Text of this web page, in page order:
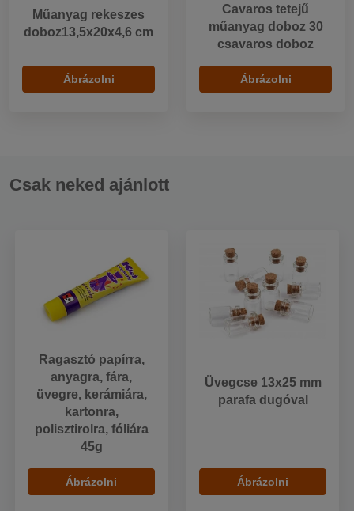
Műanyag rekeszes
doboz13,5x20x4,6 cm
Ábrázolni
Cavaros tetejű
műanyag doboz 30
csavaros doboz
Ábrázolni
Csak neked ajánlott
Ragasztó papírra,
anyagra, fára,
üvegre, kerámiára,
kartonra,
polisztirolra, fóliára
45g
Ábrázolni
Üvegcse 13x25 mm
parafa dugóval
Ábrázolni